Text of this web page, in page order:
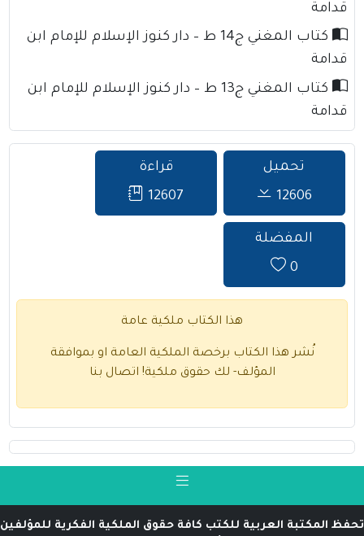
قدامة
كتاب المغني ج14 ط – دار كنوز الإسلام للإمام ابن
قدامة
كتاب المغني ج13 ط – دار كنوز الإسلام للإمام ابن
قدامة
تحميل
12606
قراءة
12607
المفضلة
0
هذا الكتاب ملكية عامة
نُشر هذا الكتاب برخصة الملكية العامة او بموافقة
المؤلف- لك حقوق ملكية! اتصال بنا
تحفظ المكتبة العربية للكتب كافة حقوق الملكية الفكرية للمؤلفين